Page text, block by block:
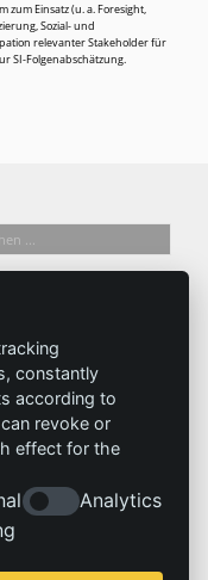
Einsatz (u. a. Foresight,
Sozial- und
relevanter Stakeholder für
SI-Folgenabschätzung.
constantly
according to
revoke or
effect for the
Analytics
Aktuelles
News